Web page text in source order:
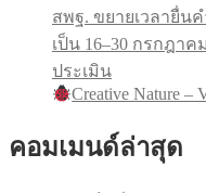
สพฐ. ขยายเวลายื่น
เป็น 16–30 กรกฎา
ประเมิน
Creative Nature –
คอมเมนด์ล่าสุด